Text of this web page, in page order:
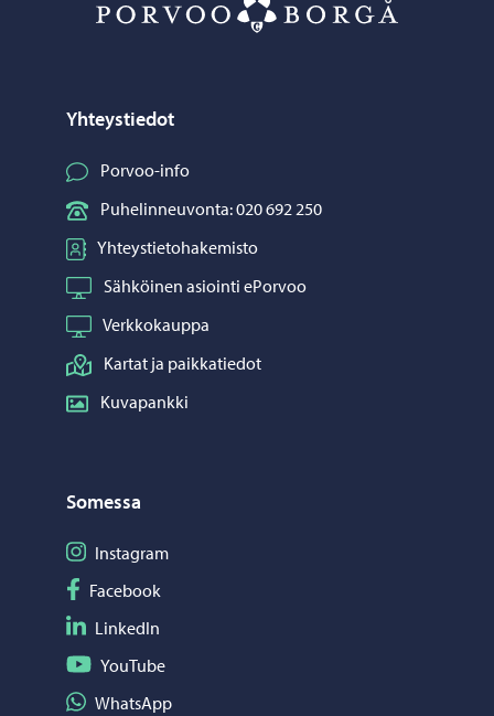
Yhteystiedot
Porvoo-info
Puhelinneuvonta: 020 692 250
Yhteystietohakemisto
Sähköinen asiointi ePorvoo
Verkkokauppa
Kartat ja paikkatiedot
Kuvapankki
Somessa
Seuraa Instagram
Instagram
Seuraa Facebook
Facebook
Seuraa LinkedIn
LinkedIn
Seuraa YouTube
YouTube
Jaa WhatsApp
WhatsApp